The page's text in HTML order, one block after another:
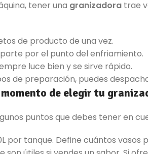
tener una granizadora trae
de producto de una vez.
por el punto del enfriamiento.
luce bien y se sirve rápido.
de preparación, puedes
de elegir tu
puntos que debes tener en
por tanque. Define cuántos vasos